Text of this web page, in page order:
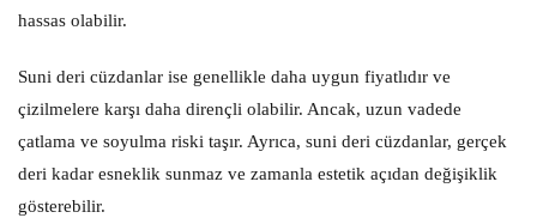
hassas olabilir.
Suni deri cüzdanlar ise genellikle daha uygun fiyatlıdır ve
çizilmelere karşı daha dirençli olabilir. Ancak, uzun vadede
çatlama ve soyulma riski taşır. Ayrıca, suni deri cüzdanlar, gerçek
deri kadar esneklik sunmaz ve zamanla estetik açıdan değişiklik
gösterebilir.